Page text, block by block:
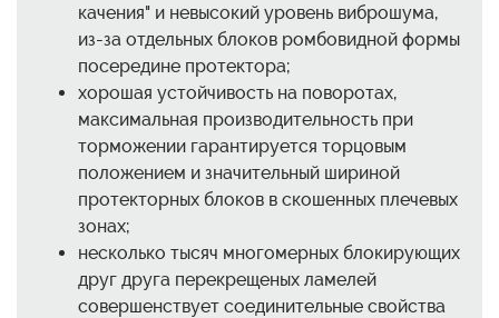
качения" и невысокий уровень виброшума,
из-за отдельных блоков ромбовидной формы
посередине протектора;
хорошая устойчивость на поворотах,
максимальная производительность при
торможении гарантируется торцовым
положением и значительный шириной
протекторных блоков в скошенных плечевых
зонах;
несколько тысяч многомерных блокирующих
друг друга перекрещеных ламелей
совершенствует соединительные свойства